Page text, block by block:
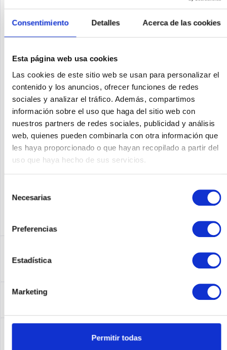
Consentimiento Detalles Acerca de las cookies
Esta página web usa cookies
Las cookies de este sitio web se usan para personalizar el
contenido y los anuncios, ofrecer funciones de redes
sociales y analizar el tráfico. Además, compartimos
información sobre el uso que haga del sitio web con
nuestros partners de redes sociales, publicidad y análisis
web, quienes pueden combinarla con otra información que
les haya proporcionado o que hayan recopilado a partir del
uso que haya hecho de sus servicios.
Necesarias
Preferencias
Estadística
Marketing
Permitir todas
Estado del artículo
nuevo reacondicionado
Añadir a la cesta de la compra
SOLICITE UN PRECIO
Recordar Solicitud de oferta de articulo
Fabricante No: ASR-9000V-AC
ASR-9000V-AC | Cisco ASR 9000v. Ethernet LAN
Leasing